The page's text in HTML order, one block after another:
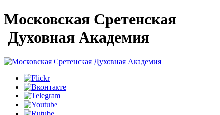
Московская Сретенская
Духовная Академия